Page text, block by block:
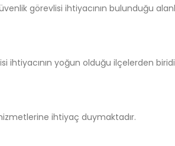
görevlisi ihtiyacının bulunduğu
ihtiyacının yoğun olduğu ilçelerden
ihtiyaç duymaktadır.